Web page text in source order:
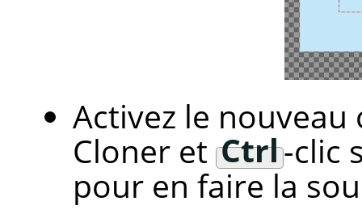
Activez le nouveau
Cloner et Ctrl-clic
pour en faire la